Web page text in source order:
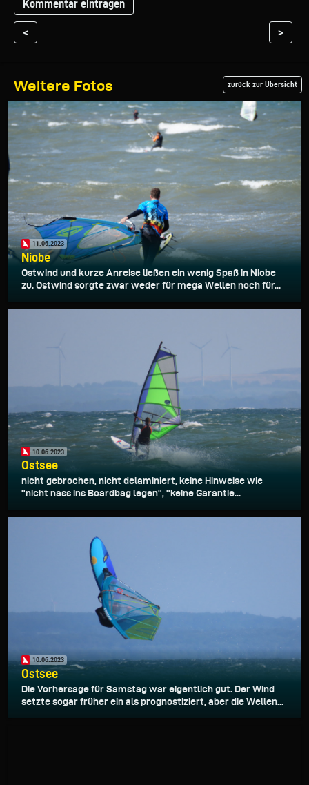
< >
Weitere Fotos zurück zur Übersicht
11.06.2023
Niobe
Ostwind und kurze Anreise ließen ein wenig Spaß in Niobe
zu. Ostwind sorgte zwar weder für mega Wellen noch für...
10.06.2023
Ostsee
nicht gebrochen, nicht delaminiert, keine Hinweise wie
"nicht nass ins Boardbag legen", "keine Garantie...
10.06.2023
Ostsee
Die Vorhersage für Samstag war eigentlich gut. Der Wind
setzte sogar früher ein als prognostiziert, aber die Wellen...